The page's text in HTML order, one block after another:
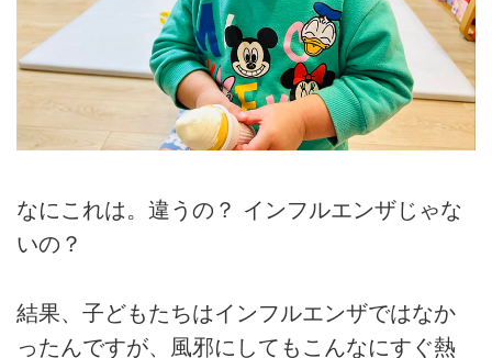
なにこれは。違うの？ インフルエンザじゃな
いの？
結果、子どもたちはインフルエンザではなか
ったんですが、風邪にしてもこんなにすぐ熱